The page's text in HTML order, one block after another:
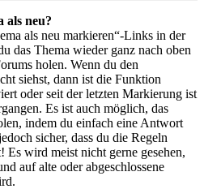
als neu?
als neu markieren“-Links in der
das Thema wieder ganz nach oben
holen. Wenn du den
siehst, dann ist die Funktion
oder seit der letzten Markierung ist
Es ist auch möglich, das
indem du einfach eine Antwort
sicher, dass du die Regeln
Es wird meist nicht gerne gesehen,
auf alte oder abgeschlossene